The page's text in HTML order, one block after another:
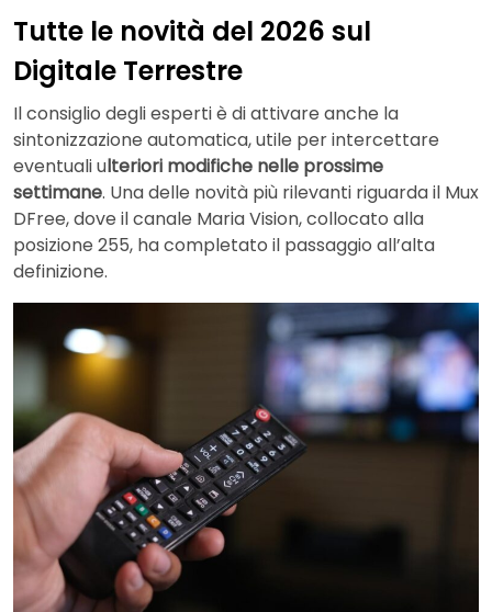
Tutte le novità del 2026 sul
Digitale Terrestre
Il consiglio degli esperti è di attivare anche la
sintonizzazione automatica, utile per intercettare
eventuali ulteriori modifiche nelle prossime
settimane. Una delle novità più rilevanti riguarda il Mux
DFree, dove il canale Maria Vision, collocato alla
posizione 255, ha completato il passaggio all’alta
definizione.